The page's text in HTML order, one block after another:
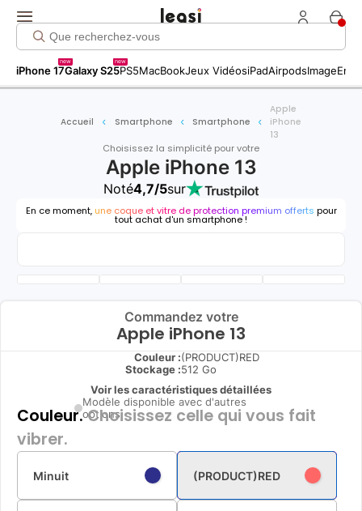
iPhone 17
new
Galaxy S25
new
PS5MacBookJeux VidéosiPadAirpodsImage
Accueil Smartphone Smartphone
Apple
iPhone
13
Choisissez la simplicité pour votre
Apple iPhone 13
Noté4,7/5sur
En ce moment, une coque et vitre de protection premium offerts pour
tout achat d'un smartphone !
Commandez votre
Apple iPhone 13
Couleur :(PRODUCT)RED
Stockage :512 Go
Voir les caractéristiques détaillées
Modèle disponible avec d'autres
options
Couleur.Choisissez celle qui vous fait
vibrer.
Minuit (PRODUCT)RED